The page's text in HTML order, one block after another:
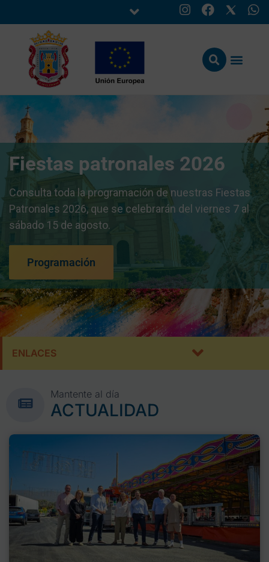
Fiestas patronales 2026
Consulta toda la programación de nuestras Fiestas
Patronales 2026, que se celebrarán del viernes 7 al
sábado 15 de agosto.
Programación
ENLACES
Mantente al día
ACTUALIDAD